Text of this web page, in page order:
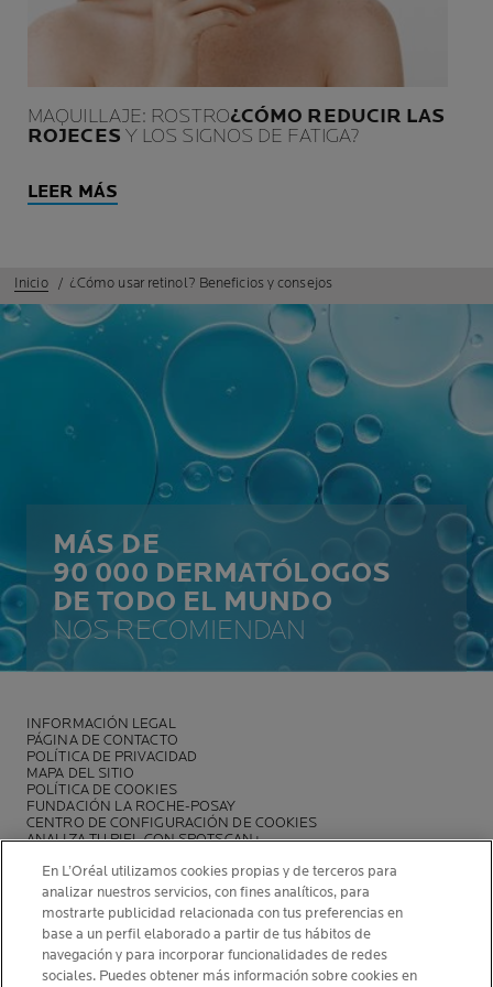
MAQUILLAJE: ROSTRO¿CÓMO REDUCIR LAS
ROJECES Y LOS SIGNOS DE FATIGA?
LEER MÁS
Inicio ¿Cómo usar retinol? Beneficios y consejos
MÁS DE
90 000 DERMATÓLOGOS
DE TODO EL MUNDO
NOS RECOMIENDAN
INFORMACIÓN LEGAL
PÁGINA DE CONTACTO
POLÍTICA DE PRIVACIDAD
MAPA DEL SITIO
POLÍTICA DE COOKIES
FUNDACIÓN LA ROCHE-POSAY
CENTRO DE CONFIGURACIÓN DE COOKIES
ANALIZA TU PIEL CON SPOTSCAN+
NEWSLETTER
En L’Oréal utilizamos cookies propias y de terceros para
analizar nuestros servicios, con fines analíticos, para
mostrarte publicidad relacionada con tus preferencias en
base a un perfil elaborado a partir de tus hábitos de
navegación y para incorporar funcionalidades de redes
sociales. Puedes obtener más información sobre cookies en